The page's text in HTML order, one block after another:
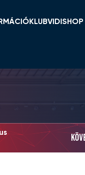
KLUB
TÁMOGATÓK
VIDISHOP